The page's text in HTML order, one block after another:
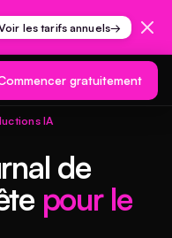
les tarifs annuels→
gratuitement
IA
de
pour le